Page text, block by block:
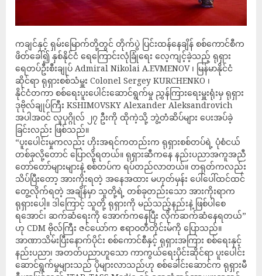
ကချင်နှင့် ရှမ်းမြောက်တို့တွင် တိုက်ပွဲ ပြင်းထန်နေချိန် စစ်ကောင်စီက
ဖိတ်ခေါ်၍ နှစ်နိုင်ငံ ရေကြောင်းလုံခြုံရေး လေ့ကျင့်ခဲ့သည့် ရုရှား
ရေတပ်ဦးစီးချုပ် Admiral Nikolai A.EVMENOV ၊ မြန်မာနိုင်ငံ
ဆိုင်ရာ ရုရှားစစ်သံမှူး Colonel Sergey KURCHENKO ၊
နိုင်ငံတကာ စစ်ရေးပူးပေါင်းဆောင်ရွက်မှု ညွှန်ကြားရေးမှူးရုံးမှ ရုရှား
ဒုဗိုလ်ချုပ်ကြီး KSHIMOVSKY Alexander Aleksandrovich
အပါအဝင် လူပုဂ္ဂိုလ် ၂၇ ဦးကို ထိုကဲ့သို့ ဘွဲ့တံဆိပ်များ ပေးအပ်ခဲ့
ခြင်းလည်း ဖြစ်သည်။
“ပူးပေါင်းမှုကလည်း ဟိုးအရင်ကတည်းက ရုရှားစစ်တပ်ရဲ့ ပုံစံငယ်
တစ်ခုလို့တောင် ပြောလို့ရတယ်။ ရုရှားဆီကနေ နည်းပညာအကူအညီ
တော်တော်များများနဲ့ စစ်တပ်က ရပ်တည်လာတယ်။ တရုတ်ကလည်း
သိပ်ပြီးတော့ အားကိုးရတဲ့ အနေအထား မဟုတ်မှန်း ပေါ်ပေါ်ထင်ထင်
တွေ့လိုက်ရတဲ့ အချိန်မှာ သူတို့ရဲ့ တစ်ခုတည်းသော အားကိုးရာက
ရုရှားပေါ့။ ဒါကြောင့် သူတို့ ရုရှားကို မည်သည့်နည်းနဲ့ ဖြစ်ပါစေ
ရအောင်၊ ဆက်ဆံရေးကို အောက်ကနေပြီး လိုက်ဆက်ဆံနေရတယ်”
ဟု CDM ဗိုလ်ကြီး ဇင်ယော်က ဧရာဝတီတိုင်းမ်ကို ပြောသည်။
အာဏာသိမ်းပြီးနောက်ပိုင်း စစ်ကောင်စီနှင့် ရုရှားအကြား စစ်ရေးနှင့်
နည်းပညာ၊ အတတ်ပညာဟူသော ကာကွယ်ရေးပိုင်းဆိုင်ရာ ပူးပေါင်း
ဆောင်ရွက်မှုများသည် ပိုများလာသည်ဟု စစ်ခေါင်းဆောင်က ရုရှားမီ